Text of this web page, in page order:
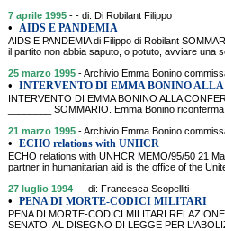
7 aprile 1995 - - di: Di Robilant Filippo
• AIDS E PANDEMIA
AIDS E PANDEMIA di Filippo di Robilant
il partito non abbia saputo, o potuto, avviare una
25 marzo 1995 - Archivio Emma Bonino
• INTERVENTO DI EMMA BONINO
INTERVENTO DI EMMA BONINO ALLA
________ SOMMARIO. Emma Bonino
21 marzo 1995 - Archivio Emma Bonino
• ECHO relations with UNHCR
ECHO relations with UNHCR MEMO/95/50 21
partner in humanitarian aid is the office of the
27 luglio 1994 - - di: Francesca Scopelliti
• PENA DI MORTE-CODICI MILITARI
PENA DI MORTE-CODICI MILITARI
SENATO, AL DISEGNO DI LEGGE PER